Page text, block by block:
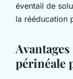
éventail de
la rééducation
périnéale